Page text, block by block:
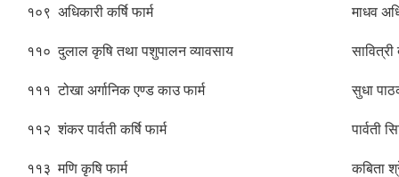
१०९ अधिकारी कर्षि फार्म माधव
११० दुलाल कृषि तथा पशुपालन व्यावसाय
१११ टोखा अर्गानिक एण्ड काउ फार्म सुधा
११२ शंकर पार्वती कर्षि फार्म पार्वती
११३ मणि कृषि फार्म कबिता